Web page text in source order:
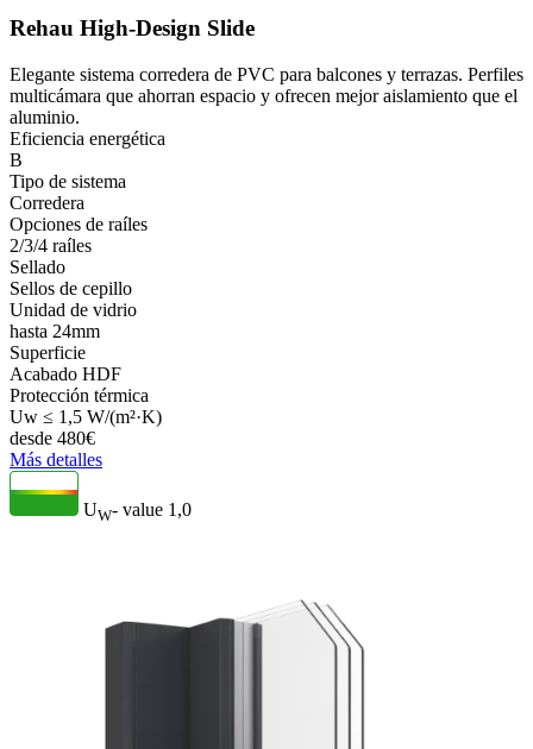
Rehau High-Design Slide
Elegante sistema corredera de PVC para balcones y terrazas. Perfiles
multicámara que ahorran espacio y ofrecen mejor aislamiento que el
aluminio.
Eficiencia energética
B
Tipo de sistema
Corredera
Opciones de raíles
2/3/4 raíles
Sellado
Sellos de cepillo
Unidad de vidrio
hasta 24mm
Superficie
Acabado HDF
Protección térmica
Uw ≤ 1,5 W/(m²·K)
desde 480€
Más detalles
UW- value 1,0